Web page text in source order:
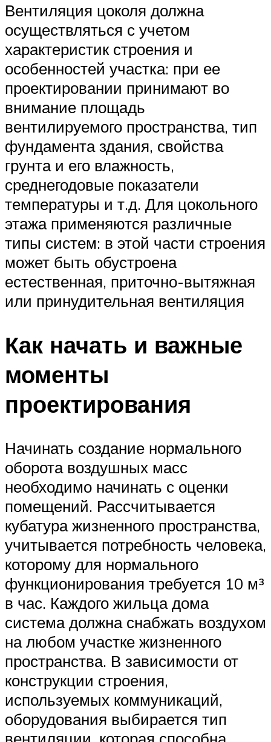
Вентиляция цоколя должна
осуществляться с учетом
характеристик строения и
особенностей участка: при ее
проектировании принимают во
внимание площадь
вентилируемого пространства, тип
фундамента здания, свойства
грунта и его влажность,
среднегодовые показатели
температуры и т.д. Для цокольного
этажа применяются различные
типы систем: в этой части строения
может быть обустроена
естественная, приточно-вытяжная
или принудительная вентиляция
Как начать и важные
моменты
проектирования
Начинать создание нормального
оборота воздушных масс
необходимо начинать с оценки
помещений. Рассчитывается
кубатура жизненного пространства,
учитывается потребность человека,
которому для нормального
функционирования требуется 10 м³
в час. Каждого жильца дома
система должна снабжать воздухом
на любом участке жизненного
пространства. В зависимости от
конструкции строения,
используемых коммуникаций,
оборудования выбирается тип